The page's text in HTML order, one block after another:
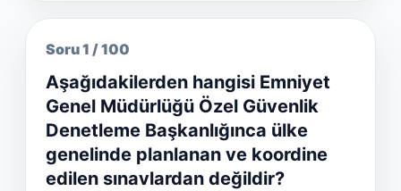
Soru 1 / 100
Aşağıdakilerden hangisi Emniyet
Genel Müdürlüğü Özel Güvenlik
Denetleme Başkanlığınca ülke
genelinde planlanan ve koordine
edilen sınavlardan değildir?